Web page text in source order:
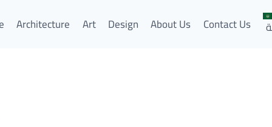
Architecture Art Design About Us Contact Us